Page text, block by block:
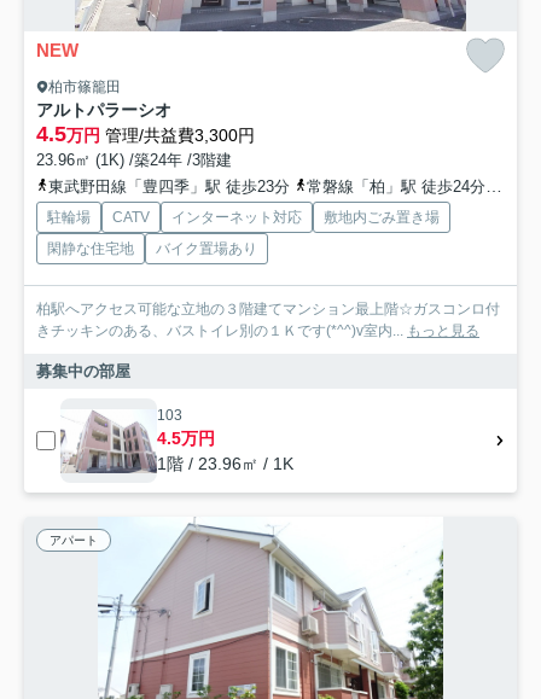
NEW
柏市篠籠田
アルトパラーシオ
4.5万円 管理/共益費3,300円
23.96㎡ (1K) /築24年 /3階建
東武野田線「豊四季」駅 徒歩23分
常磐線「柏」駅 徒歩24分
駐輪場 CATV インターネット対応
敷地内ごみ置き場
閑静な住宅地
バイク置場あり
柏駅へアクセス可能な立地の３階建てマンション最上階☆ガスコンロ付
きチッキンのある、バストイレ別の１Ｋです(*^^)v室内... もっと見る
募集中の部屋
103
4.5万円
1階 / 23.96㎡ / 1K
アパート